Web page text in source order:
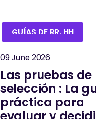
GUÍAS DE RR. HH
09 June 2026
Las pruebas de
selección : La
práctica para